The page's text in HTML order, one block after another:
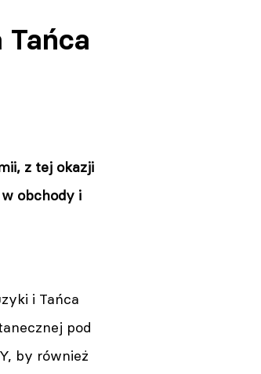
z tej okazji
obchody i
i Tańca
pod
by również